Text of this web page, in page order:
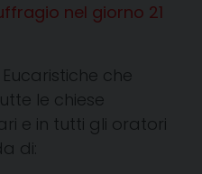
nel giorno 21
che
le chiese
e in tutti gli oratori
di: